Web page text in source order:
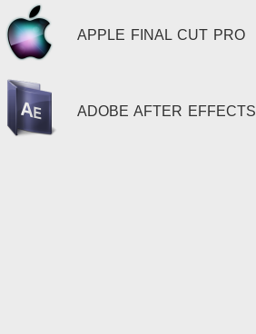
APPLE FINAL CUT PRO
ADOBE AFTER EFFECTS